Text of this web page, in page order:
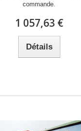
commande.
1 057,63 €
Détails